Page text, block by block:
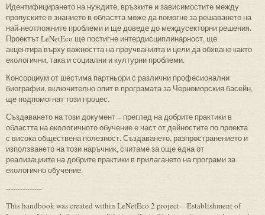
Идентифицирането на нуждите, връзките и зависимостите между
пропуските в знанието в областта може да помогне за решаването на
най-неотложните проблеми и ще доведе до междусекторни решения.
Проектът LeNetEco ще постигне интердисциплинарност, ще
акцентира върху важността на проучванията и цели да обхване както
екологични, така и социални и културни проблеми.
Консорциум от шестима партньори с различни професионални
биографии, включително опит в програмата за Черноморския басейн,
ще подпомогнат този процес.
Създаването на този документ – преглед на добрите практики в
областта на екологичното обучение е част от дейностите по проекта
с висока обществена полезност. Създаването, разпространението и
използването на този наръчник, считаме за още една от
реализациите на добрите практики в прилагането на програми за
екологично обучение.
---------------
This handbook was created within LeNetEco 2 project – Establishment of